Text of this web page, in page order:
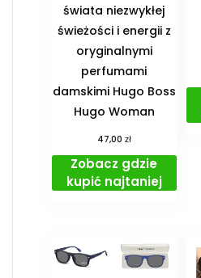
świata niezwykłej
świeżości i energii z
oryginalnymi
perfumami
damskimi Hugo Boss
Hugo Woman
47,00 zł
Zobacz gdzie
kupić najtaniej